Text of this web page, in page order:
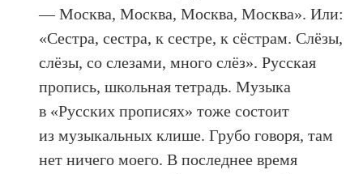
— Москва, Москва, Москва, Москва». Или:
«Сестра, сестра, к сестре, к сёстрам. Слёзы,
слёзы, со слезами, много слёз». Русская
пропись, школьная тетрадь. Музыка
в «Русских прописях» тоже состоит
из музыкальных клише. Грубо говоря, там
нет ничего моего. В последнее время